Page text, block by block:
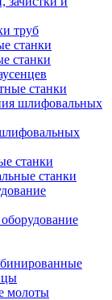
труб
станки
станки
станки
шлифовальных
станки
станки
молоты